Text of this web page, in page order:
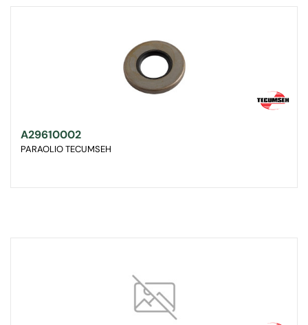
A29610002
PARAOLIO TECUMSEH